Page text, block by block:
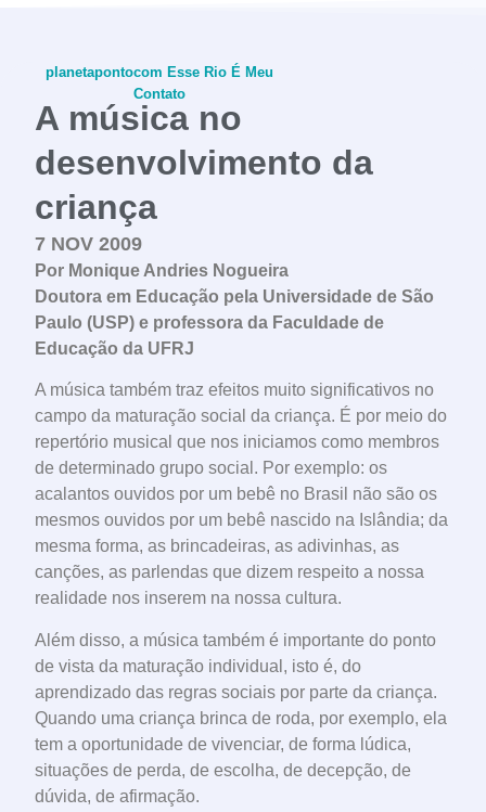
planetapontocom Esse Rio É Meu
Contato
A música no
desenvolvimento da
criança
7 NOV 2009
Por Monique Andries Nogueira
Doutora em Educação pela Universidade de São
Paulo (USP) e professora da Faculdade de
Educação da UFRJ
A música também traz efeitos muito significativos no
campo da maturação social da criança. É por meio do
repertório musical que nos iniciamos como membros
de determinado grupo social. Por exemplo: os
acalantos ouvidos por um bebê no Brasil não são os
mesmos ouvidos por um bebê nascido na Islândia; da
mesma forma, as brincadeiras, as adivinhas, as
canções, as parlendas que dizem respeito a nossa
realidade nos inserem na nossa cultura.
Além disso, a música também é importante do ponto
de vista da maturação individual, isto é, do
aprendizado das regras sociais por parte da criança.
Quando uma criança brinca de roda, por exemplo, ela
tem a oportunidade de vivenciar, de forma lúdica,
situações de perda, de escolha, de decepção, de
dúvida, de afirmação.